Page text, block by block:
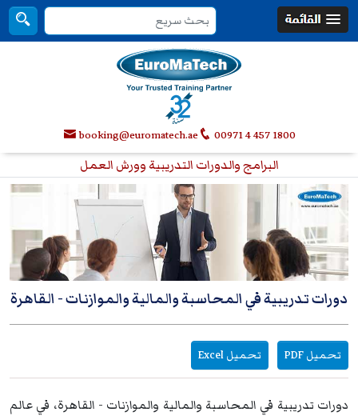
00971 4 457 1800
booking@euromatech.ae
البرامج والدورات التدريبية وورش العمل
دورات تدريبية في المحاسبة والمالية والموازنات- القاهرة
تحميل PDF تحميل Excel
دورات تدريبية في المحاسبة والمالية والموازنات - القاهرة، في عالم